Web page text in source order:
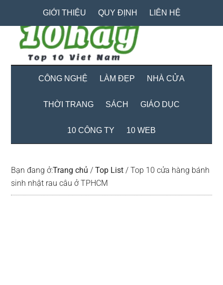
content
secondary
menu
primary
sidebar
GIỚI THIỆU QUY ĐỊNH LIÊN HỆ
CÔNG NGHỆ LÀM ĐẸP NHÀ CỬA
THỜI TRANG SÁCH GIÁO DỤC
10 CÔNG TY 10 WEB
Bạn đang ở:Trang chủ / Top List / Top 10 cửa hàng bánh
sinh nhật rau câu ở TPHCM